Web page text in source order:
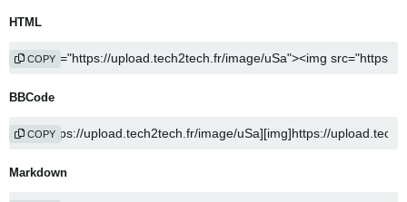
HTML
COPY
BBCode
COPY
Markdown